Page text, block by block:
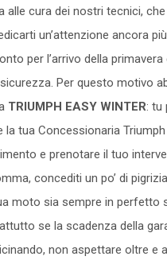
alle cura dei nostri tecnici,
un’attenzione ancora
per l’arrivo della primavera
Per questo motivo
TRIUMPH EASY WINTER: tu
tua Concessionaria Triumph
e prenotare il tuo
concediti un po’ di
moto sia sempre in perfetto
se la scadenza della
non aspettare oltre e